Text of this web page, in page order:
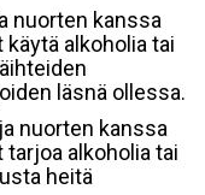
nuorten kanssa
alkoholia tai
läsnä ollessa.
nuorten kanssa
alkoholia tai
heitä